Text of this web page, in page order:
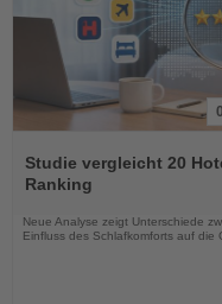
Sie
die
Nachrichten
Studie vergleicht 20
Ranking
Neue Analyse zeigt Unterschiede
Einfluss des Schlafkomforts auf die